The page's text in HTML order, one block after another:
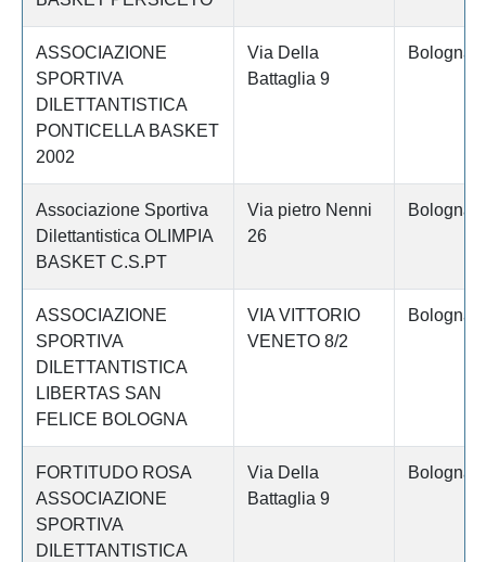
ASSOCIAZIONE
SPORTIVA
DILETTANTISTICA
PONTICELLA BASKET
2002
Via Della
Battaglia 9
Bologna
Associazione Sportiva
Dilettantistica OLIMPIA
BASKET C.S.PT
Via pietro Nenni
26
Bologna
ASSOCIAZIONE
SPORTIVA
DILETTANTISTICA
LIBERTAS SAN
FELICE BOLOGNA
VIA VITTORIO
VENETO 8/2
Bologna
FORTITUDO ROSA
ASSOCIAZIONE
SPORTIVA
DILETTANTISTICA
Via Della
Battaglia 9
Bologna